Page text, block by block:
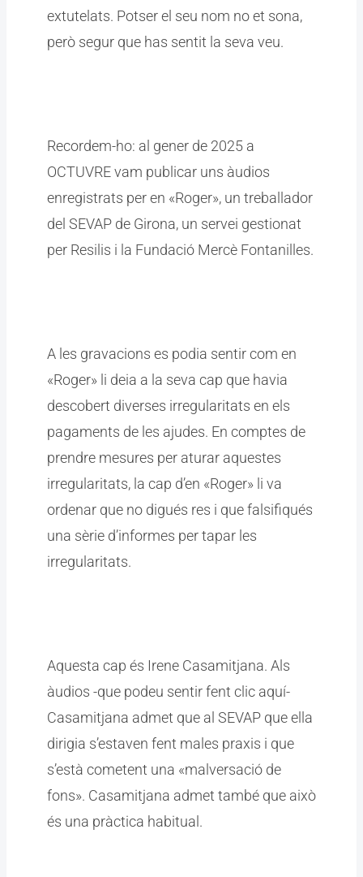
extutelats. Potser el seu nom no et sona,
però segur que has sentit la seva veu.
Recordem-ho: al gener de 2025 a
OCTUVRE vam publicar uns àudios
enregistrats per en «Roger», un treballador
del SEVAP de Girona, un servei gestionat
per Resilis i la Fundació Mercè Fontanilles.
A les gravacions es podia sentir com en
«Roger» li deia a la seva cap que havia
descobert diverses irregularitats en els
pagaments de les ajudes. En comptes de
prendre mesures per aturar aquestes
irregularitats, la cap d’en «Roger» li va
ordenar que no digués res i que falsifiqués
una sèrie d’informes per tapar les
irregularitats.
Aquesta cap és Irene Casamitjana. Als
àudios -que podeu sentir fent clic aquí-
Casamitjana admet que al SEVAP que ella
dirigia s’estaven fent males praxis i que
s’està cometent una «malversació de
fons». Casamitjana admet també que això
és una pràctica habitual.